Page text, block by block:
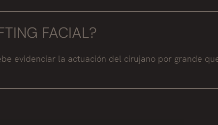
FACIAL?
evidenciar la actuación del cirujano por grande